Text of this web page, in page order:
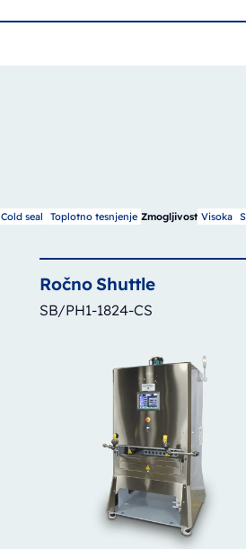
Cold seal Toplotno tesnjenje Zmogljivost Visoka
RočnoShuttle
SB/PH1-1824-CS